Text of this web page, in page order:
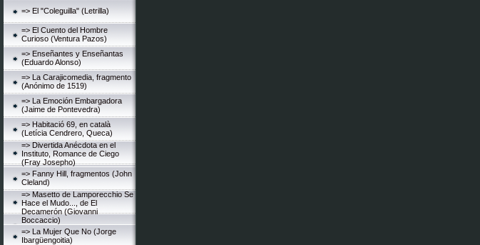
=> El "Coleguilla" (Letrilla)
=> El Cuento del Hombre
Curioso (Ventura Pazos)
=> Enseñantes y Enseñantas
(Eduardo Alonso)
=> La Carajicomedia, fragmento
(Anónimo de 1519)
=> La Emoción Embargadora
(Jaime de Pontevedra)
=> Habitació 69, en català
(Letícia Cendrero, Queca)
=> Divertida Anécdota en el
Instituto, Romance de Ciego
(Fray Josepho)
=> Fanny Hill, fragmentos (John
Cleland)
=> Masetto de Lamporecchio Se
Hace el Mudo..., de El
Decamerón (Giovanni
Boccaccio)
=> La Mujer Que No (Jorge
Ibargüengoitia)